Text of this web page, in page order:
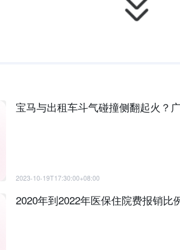
宝马与出租车斗气碰撞侧翻起火？
2023-10-19T17:30:00+08:00
2020年到2022年医保住院费报销比